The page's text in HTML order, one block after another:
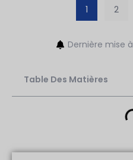
1 2
Dernière mise
Table Des Matières